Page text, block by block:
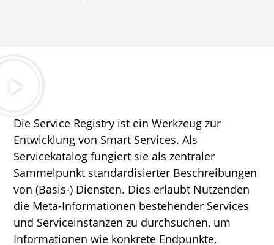
Die Service Registry ist ein Werkzeug zur
Entwicklung von Smart Services. Als
Servicekatalog fungiert sie als zentraler
Sammelpunkt standardisierter Beschreibungen
von (Basis-) Diensten. Dies erlaubt Nutzenden
die Meta-Informationen bestehender Services
und Serviceinstanzen zu durchsuchen, um
Informationen wie konkrete Endpunkte,